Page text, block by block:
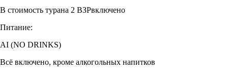
В стоимость турана 2 ВЗРвключено
Питание:
AI (NO DRINKS)
Всё включено, кроме алкогольных напитков